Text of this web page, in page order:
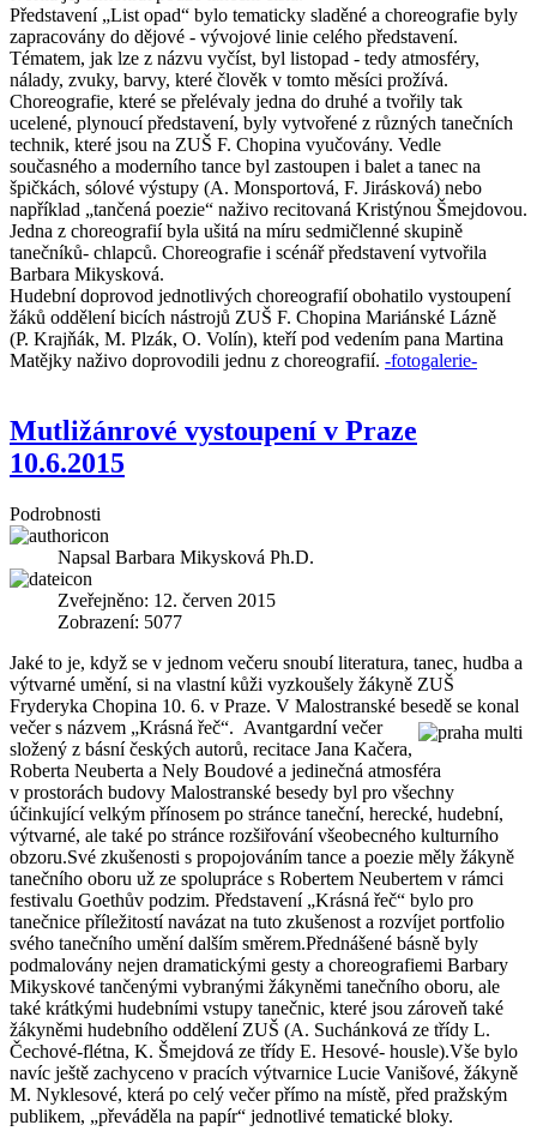
Představení „List opad“ bylo tematicky sladěné a choreografie byly
zapracovány do dějové - vývojové linie celého představení.
Tématem, jak lze z názvu vyčíst, byl listopad - tedy atmosféry,
nálady, zvuky, barvy, které člověk v tomto měsíci prožívá.
Choreografie, které se přelévaly jedna do druhé a tvořily tak
ucelené, plynoucí představení, byly vytvořené z různých tanečních
technik, které jsou na ZUŠ F. Chopina vyučovány. Vedle
současného a moderního tance byl zastoupen i balet a tanec na
špičkách, sólové výstupy (A. Monsportová, F. Jirásková) nebo
například „tančená poezie“ naživo recitovaná Kristýnou Šmejdovou.
Jedna z choreografií byla ušitá na míru sedmičlenné skupině
tanečníků- chlapců. Choreografie i scénář představení vytvořila
Barbara Mikysková.
Hudební doprovod jednotlivých choreografií obohatilo vystoupení
žáků oddělení bicích nástrojů ZUŠ F. Chopina Mariánské Lázně
(P. Krajňák, M. Plzák, O. Volín), kteří pod vedením pana Martina
Matějky naživo doprovodili jednu z choreografií. -fotogalerie-
Mutližánrové vystoupení v Praze
10.6.2015
Podrobnosti
Napsal Barbara Mikysková Ph.D.
Zveřejněno: 12. červen 2015
Zobrazení: 5077
Jaké to je, když se v jednom večeru snoubí literatura, tanec, hudba a
výtvarné umění, si na vlastní kůži vyzkoušely žákyně ZUŠ
Fryderyka Chopina 10. 6. v Praze. V Malostranské besedě se konal
večer s názvem „Krásná řeč“. Avantgardní večer
složený z básní českých autorů, recitace Jana Kačera,
Roberta Neuberta a Nely Boudové a jedinečná atmosféra
v prostorách budovy Malostranské besedy byl pro všechny
účinkující velkým přínosem po stránce taneční, herecké, hudební,
výtvarné, ale také po stránce rozšiřování všeobecného kulturního
obzoru.Své zkušenosti s propojováním tance a poezie měly žákyně
tanečního oboru už ze spolupráce s Robertem Neubertem v rámci
festivalu Goethův podzim. Představení „Krásná řeč“ bylo pro
tanečnice příležitostí navázat na tuto zkušenost a rozvíjet portfolio
svého tanečního umění dalším směrem.Přednášené básně byly
podmalovány nejen dramatickými gesty a choreografiemi Barbary
Mikyskové tančenými vybranými žákyněmi tanečního oboru, ale
také krátkými hudebními vstupy tanečnic, které jsou zároveň také
žákyněmi hudebního oddělení ZUŠ (A. Suchánková ze třídy L.
Čechové-flétna, K. Šmejdová ze třídy E. Hesové- housle).Vše bylo
navíc ještě zachyceno v pracích výtvarnice Lucie Vanišové, žákyně
M. Nyklesové, která po celý večer přímo na místě, před pražským
publikem, „převáděla na papír“ jednotlivé tematické bloky.